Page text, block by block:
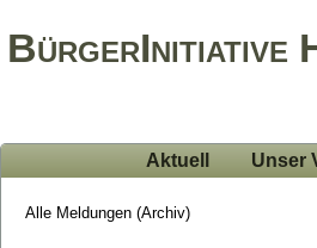
BürgerInitiative
Aktuell Unser
Alle Meldungen (Archiv)